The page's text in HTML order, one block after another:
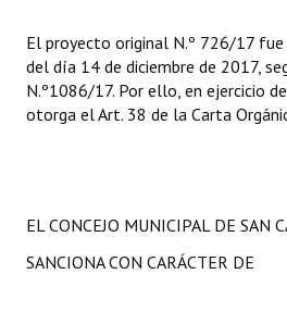
El proyecto original N.º 726/17 fue
del día 14 de diciembre de 2017,
N.º1086/17. Por ello, en ejercicio
otorga el Art. 38 de la Carta
EL CONCEJO MUNICIPAL DE SAN
SANCIONA CON CARÁCTER DE